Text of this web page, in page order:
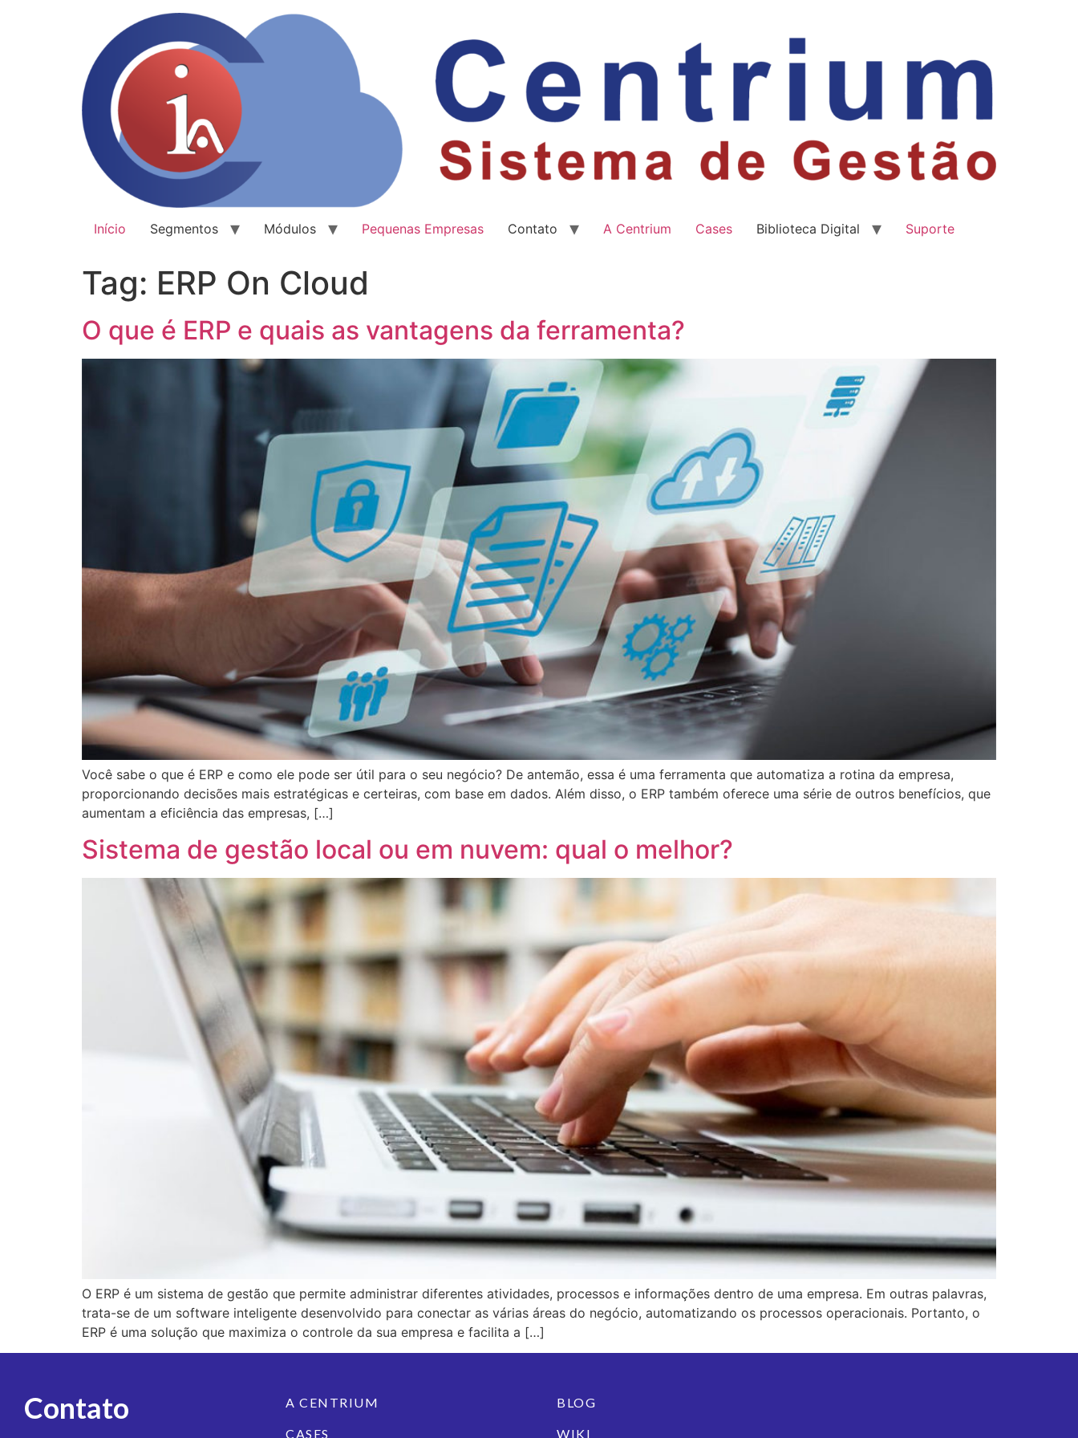
Início Segmentos Módulos Pequenas Empresas Contato A Centrium Cases Biblioteca Digital Suporte
Tag: ERP On Cloud
O que é ERP e quais as vantagens da ferramenta?
Você sabe o que é ERP e como ele pode ser útil para o seu negócio? De antemão, essa é uma ferramenta que automatiza a rotina da empresa,
proporcionando decisões mais estratégicas e certeiras, com base em dados. Além disso, o ERP também oferece uma série de outros benefícios, que
aumentam a eficiência das empresas, […]
Sistema de gestão local ou em nuvem: qual o melhor?
O ERP é um sistema de gestão que permite administrar diferentes atividades, processos e informações dentro de uma empresa. Em outras palavras,
trata-se de um software inteligente desenvolvido para conectar as várias áreas do negócio, automatizando os processos operacionais. Portanto, o
ERP é uma solução que maximiza o controle da sua empresa e facilita a […]
Contato A CENTRIUM
CASES
BLOG
WIKI